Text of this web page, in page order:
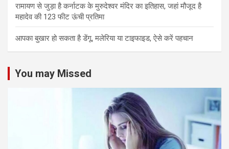
रामायण से जुड़ा है कर्नाटक के मुरुदेश्वर मंदिर का इतिहास, जहां मौजूद है
महादेव की 123 फीट ऊंची प्रतिमा
आपका बुखार हो सकता है डेंगू, मलेरिया या टाइफाइड, ऐसे करें पहचान
You may Missed